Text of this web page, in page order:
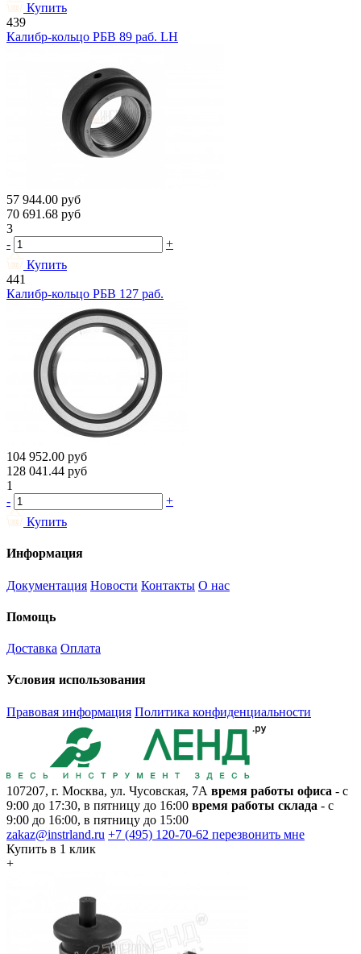
Купить
439
Калибр-кольцо РБВ 89 раб. LH
57 944.00 руб
70 691.68 руб
3
-
+
Купить
441
Калибр-кольцо РБВ 127 раб.
104 952.00 руб
128 041.44 руб
1
-
+
Купить
Информация
Документация Новости Контакты О нас
Помощь
Доставка Оплата
Условия использования
Правовая информация Политика конфиденциальности
107207, г. Москва, ул. Чусовская, 7А время работы офиса - с
9:00 до 17:30, в пятницу до 16:00 время работы склада - с
9:00 до 16:00, в пятницу до 15:00
zakaz@instrland.ru +7 (495) 120-70-62 перезвонить мне
Купить в 1 клик
+